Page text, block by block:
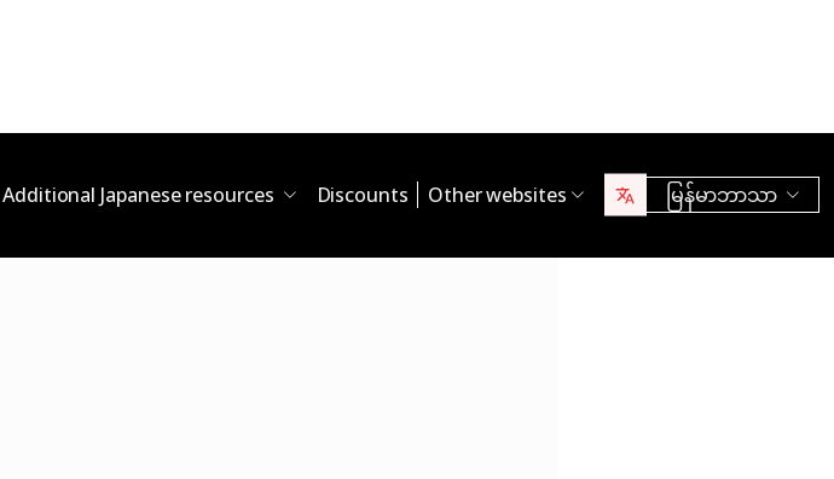
Additional Japanese resources Discounts Other websites မြန်မာဘာသာ